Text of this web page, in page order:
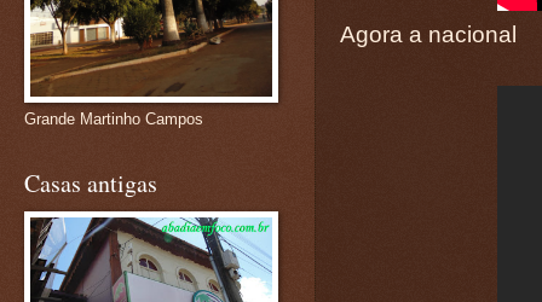
Agora a nacional
Grande Martinho Campos
Casas antigas